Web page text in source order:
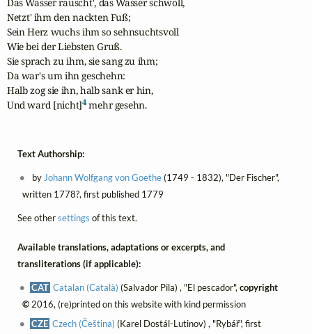
Netzt' ihm den nackten Fuß;
Sein Herz wuchs ihm so sehnsuchtsvoll
Wie bei der Liebsten Gruß.
Sie sprach zu ihm, sie sang zu ihm;
Da war's um ihn geschehn:
Halb zog sie ihn, halb sank er hin,
Und ward [nicht]4 mehr gesehn.
Text Authorship:
by Johann Wolfgang von Goethe(1749 - 1832), "Der Fischer",
written 1778?, first published 1779
See othersettings of this text.
Available translations, adaptations or excerpts, and
transliterations (if applicable):
CAT Catalan (Català) (Salvador Pila) , "El pescador",copyright
©2016, (re)printed on this website with kind permission
CZE Czech (Čeština) (Karel Dostál-Lutinov) , "Rybář", first